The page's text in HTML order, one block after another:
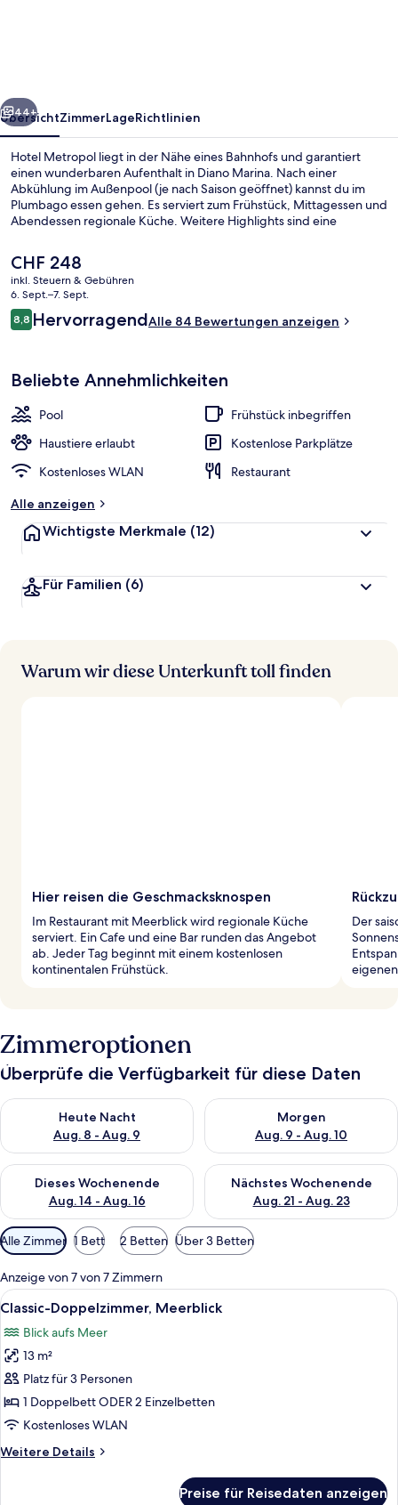
Weiter
44+
ÜbersichtZimmerLageRichtlinien
Hotel Metropol liegt in der Nähe eines Bahnhofs und garantiert
einen wunderbaren Aufenthalt in Diano Marina. Nach einer
Abkühlung im Außenpool (je nach Saison geöffnet) kannst du im
Plumbago essen gehen. Es serviert zum Frühstück, Mittagessen und
Abendessen regionale Küche. Weitere Highlights sind eine
Der
aktuelle
Preis
beträgt
CHF 248.
CHF 248
inkl. Steuern & Gebühren
6. Sept.–7. Sept.
Bewertungen
8,88,8 von 10.
HervorragendAlle 84 Bewertungen anzeigen
Beliebte Annehmlichkeiten
Pool
Frühstück inbegriffen
Haustiere erlaubt
Kostenlose Parkplätze
Kostenloses WLAN
Restaurant
Alle anzeigen
Wichtigste Merkmale (12)
Für Familien (6)
Warum wir diese Unterkunft toll finden
Hier reisen die Geschmacksknospen
Im Restaurant mit Meerblick wird regionale Küche
serviert. Ein Cafe und eine Bar runden das Angebot
ab. Jeder Tag beginnt mit einem kostenlosen
kontinentalen Frühstück.
Der
Zimmeroptionen
Überprüfe die Verfügbarkeit für diese Daten
Heute Nacht
Aug. 8 - Aug. 9
Überprüfe die Verfügbarkeit für heute Nacht, Aug. 8 - Aug. 9.
Morgen
Aug. 9 - Aug. 10
Überprüfe die Verfügbarkeit
Dieses Wochenende
Aug. 14 - Aug. 16
Überprüfe die Verfügbarkeit für dieses Wochenende, Aug. 14
Nächstes Wochenende
Aug. 21 - Aug. 23
Überprüfe die Verfügbarkeit
Verfügbare
Filter
für
Zimmer
Alle Zimmer 1 Bett 2 Betten Über 3 Betten
Anzeige von 7 von 7 Zimmern
Alle
Fotos
für
Classic-
Doppelzimmer,
Meerblick
anzeigen
5
Classic-Doppelzimmer, Meerblick
Blick aufs Meer
13 m²
Platz für 3 Personen
1 Doppelbett ODER 2 Einzelbetten
Kostenloses WLAN
Weitere Details
Weitere
Preise für Reisedaten anzeigen